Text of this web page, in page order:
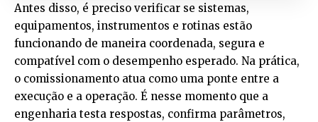
Antes disso, é preciso verificar se sistemas,
equipamentos, instrumentos e rotinas estão
funcionando de maneira coordenada, segura e
compatível com o desempenho esperado. Na prática,
o comissionamento atua como uma ponte entre a
execução e a operação. É nesse momento que a
engenharia testa respostas, confirma parâmetros,